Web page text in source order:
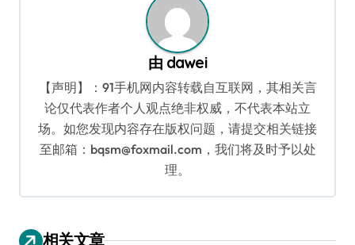
由 dawei
【声明】：91手机网内容转载自互联网，其相关言
论仅代表作者个人观点绝非权威，不代表本站立
场。如您发现内容存在版权问题，请提交相关链接
至邮箱：bqsm@foxmail.com，我们将及时予以处
理。
相关文章